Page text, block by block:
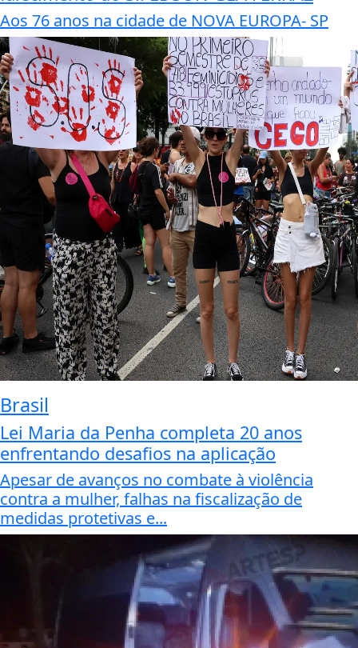
Aos 76 anos na cidade de NOVA EUROPA- SP
Brasil
Lei Maria da Penha completa 20 anos
enfrentando desafios na aplicação
Apesar de avanços no combate à violência
contra a mulher, falhas na fiscalização de
medidas protetivas e...